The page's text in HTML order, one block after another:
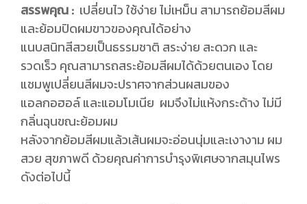
สรรพคุณ : เปลี่ยนไว ใช้ง่าย ไม่เหม็น สามารถย้อมสีผม
และย้อมปิดผมขาวของคุณได้อย่าง
แนบสนิทสีสวยเป็นธรรมชาติ สระง่าย สะดวก และ
รวดเร็ว คุณสามารถสระย้อมสีผมได้ด้วยตนเอง โดย
แชมพูเปลี่ยนสีผมจะปราศจากส่วนผสมของ
แอลกอฮอล์ และแอมโมเนีย ผมจึงไม่แห้งกระด้าง ไม่มี
กลิ่นฉุนขณะย้อมผม
หลังจากย้อมสีผมแล้วเส้นผมจะอ่อนนุ่มและเงางาม ผม
สวย สุขภาพดี ด้วยคุณค่าการบำรุงพิเศษจากสมุนไพร
ดังต่อไปนี้